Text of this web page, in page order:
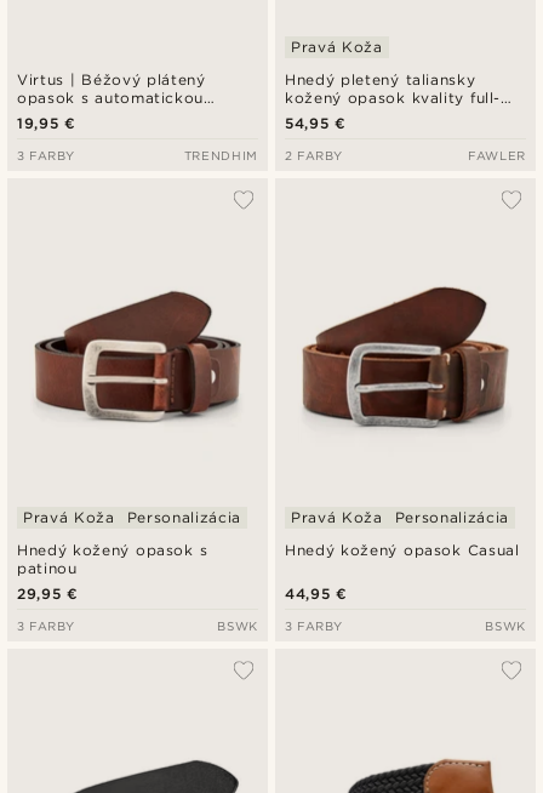
Virtus | Béžový plátený
opasok s automatickou
prackou
19,95 €
3 FARBY TRENDHIM
Hnedý pletený taliansky
kožený opasok kvality full-
grain
Pravá Koža
54,95 €
2 FARBY FAWLER
Hnedý kožený opasok s
patinou
Pravá Koža Personalizácia
29,95 €
3 FARBY BSWK
Hnedý kožený opasok Casual
Pravá Koža Personalizácia
44,95 €
3 FARBY BSWK